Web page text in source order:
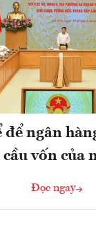
ngân
vốn của
Đọc ngay